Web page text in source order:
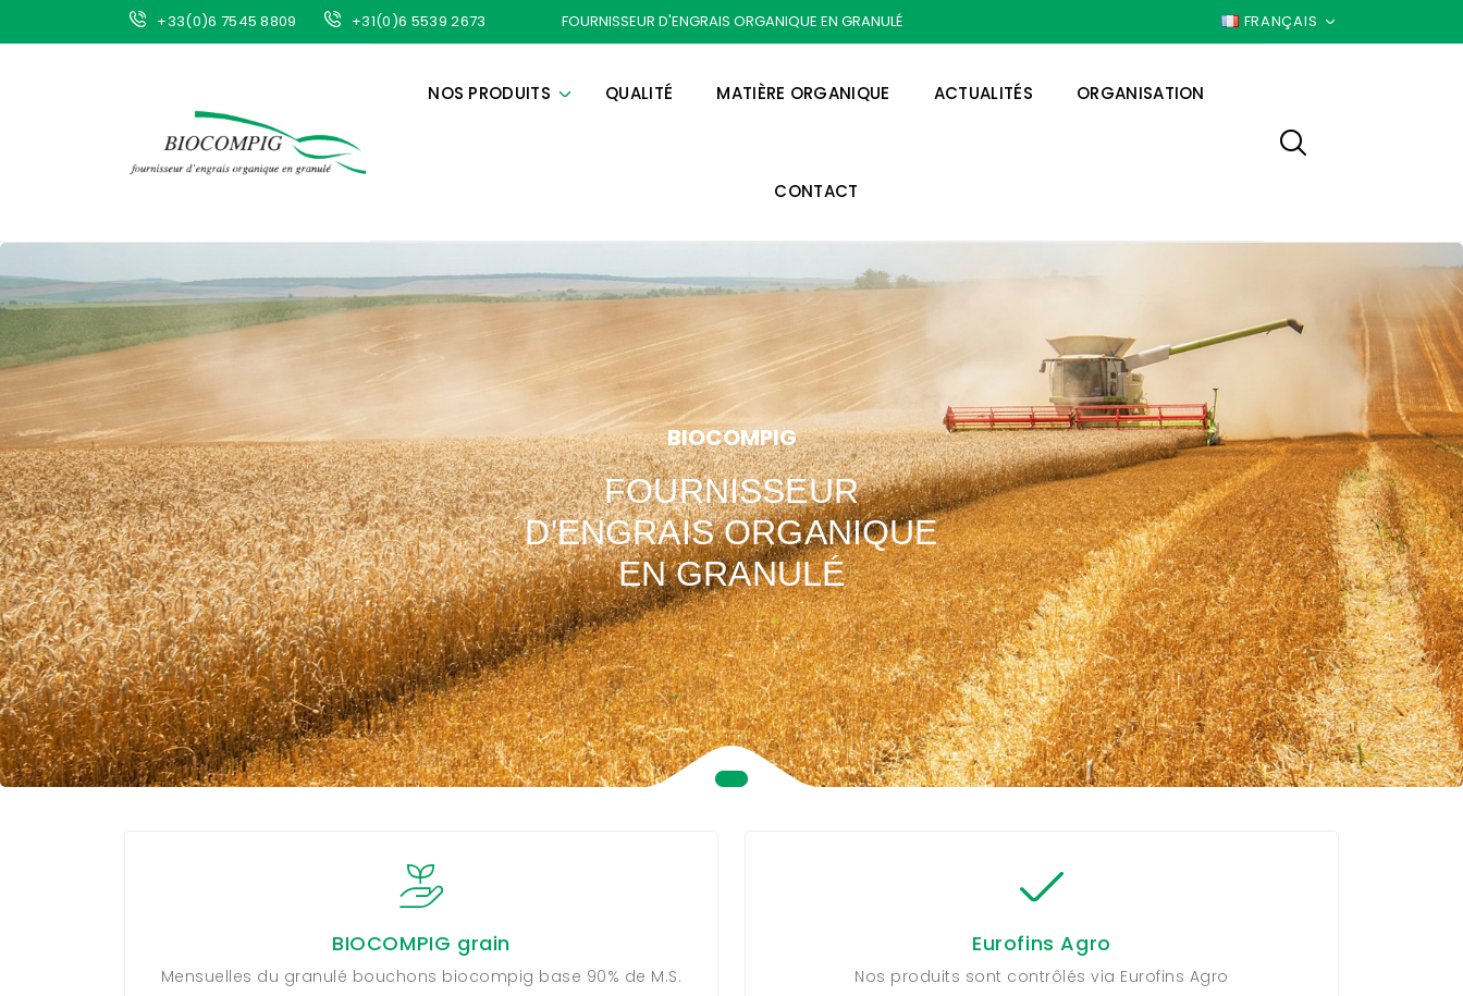
+33(0)6 7545 8809 +31(0)6 5539 2673 FOURNISSEUR D'ENGRAIS ORGANIQUE EN GRANULÉ FRANÇAIS
NOS PRODUITS QUALITÉ MATIÈRE ORGANIQUE ACTUALITÉS ORGANISATION
CONTACT
BIOCOMPIG
FOURNISSEUR
D'ENGRAIS ORGANIQUE
EN GRANULÉ
BIOCOMPIG grain
Mensuelles du granulé bouchons biocompig base 90% de M.S.
Eurofins Agro
Nos produits sont contrôlés via Eurofins Agro